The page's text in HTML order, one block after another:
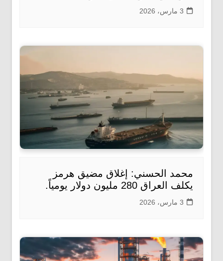
3 مارس، 2026
محمد الحسني: إغلاق مضيق هرمز
يكلف العراق 280 مليون دولار يومياً.
3 مارس، 2026